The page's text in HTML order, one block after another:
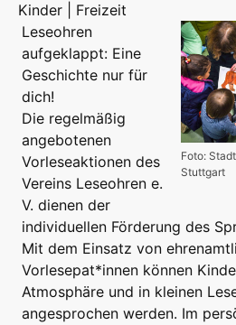
Kinder | Freizeit
Foto:
Stuttgart
Leseohren
aufgeklappt: Eine
Geschichte nur für
dich!
Die regelmäßig
angebotenen
Vorleseaktionen des
Vereins Leseohren e.
V. dienen der
individuellen Förderung des
Mit dem Einsatz von
Vorlesepat*innen können
Atmosphäre und in kleinen
angesprochen werden. Im